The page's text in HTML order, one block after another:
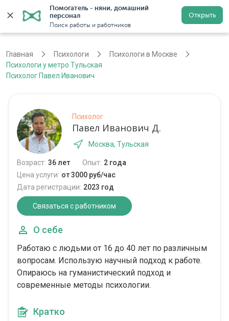
Помогатель - няни, домашний
персонал
Поиск работы и работников
Открыть
Регистрация
Главная Психологи
Психологи в Москве
Психологи у метро Тульская
Психолог Павел Иванович
Психолог
Павел Иванович Д.
Москва, Тульская
Возраст: 36 лет Опыт: 2 года
Цена услуги: от 3000 руб/час
Дата регистрации: 2023 год
Связаться с работником
О себе
Работаю с людьми от 16 до 40 лет по различным
вопросам. Использую научный подход к работе.
Опираюсь на гуманистический подход и
современные методы психологии.
Кратко